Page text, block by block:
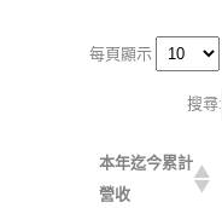
每頁顯示
搜尋:
本年迄今累計
營收